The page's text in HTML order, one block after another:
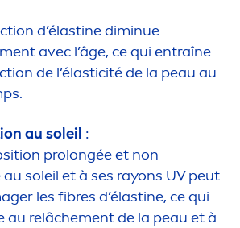
d’élastine diminue
ment avec l’âge, ce qui entraîne
de l’élasticité de la peau au
au soleil :
prolongée et non
soleil et à ses rayons UV peut
les fibres d’élastine, ce qui
au relâchement de la peau et à